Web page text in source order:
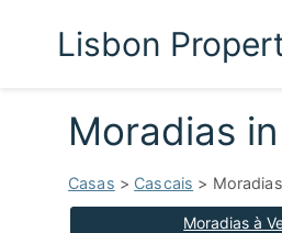
Lisbon
Moradias
Casas > Cascais > Moradias
Moradias à